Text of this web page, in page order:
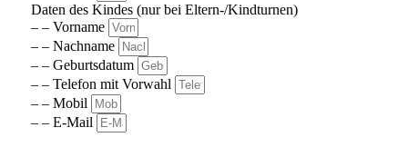
Daten des Kindes (nur bei Eltern-/Kindturnen)
– – Vorname
– – Nachname
– – Geburtsdatum
– – Telefon mit Vorwahl
– – Mobil
– – E-Mail